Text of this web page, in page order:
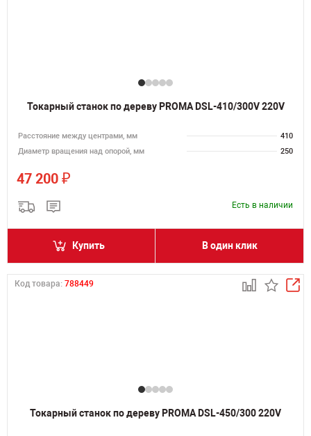
Токарный станок по дереву PROMA DSL-410/300V 220V
Расстояние между центрами, мм
410
Диаметр вращения над опорой, мм
250
47 200 ₽
Есть в наличии
Купить В один клик
Код товара: 788449
Токарный станок по дереву PROMA DSL-450/300 220V